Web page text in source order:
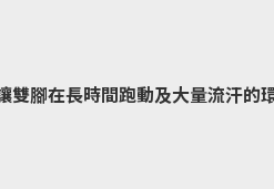
腳在長時間跑動及大量流汗的